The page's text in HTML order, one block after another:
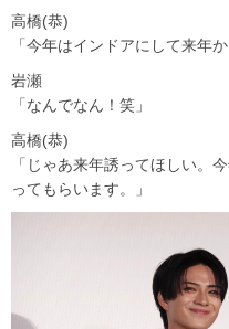
高橋(恭)
「今年はインドアにして来年か
岩瀬
「なんでなん！笑」
高橋(恭)
「じゃあ来年誘ってほしい。
ってもらいます。」